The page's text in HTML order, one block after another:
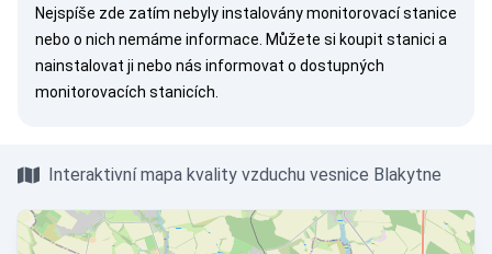
Nejspíše zde zatím nebyly instalovány monitorovací stanice
nebo o nich nemáme informace. Můžete si koupit stanici a
nainstalovat ji nebo nás informovat o dostupných
monitorovacích stanicích.
Interaktivní mapa kvality vzduchu vesnice Blakytne